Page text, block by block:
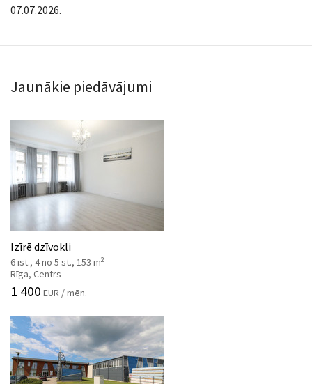
07.07.2026.
Jaunākie piedāvājumi
Izīrē dzīvokli
6 ist., 4 no 5 st., 153 m2
Rīga, Centrs
1 400 EUR / mēn.